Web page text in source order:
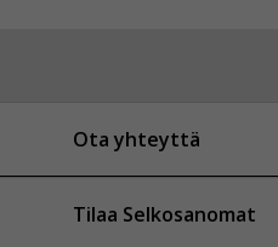
Ota yhteyttä
Tilaa Selkosanomat